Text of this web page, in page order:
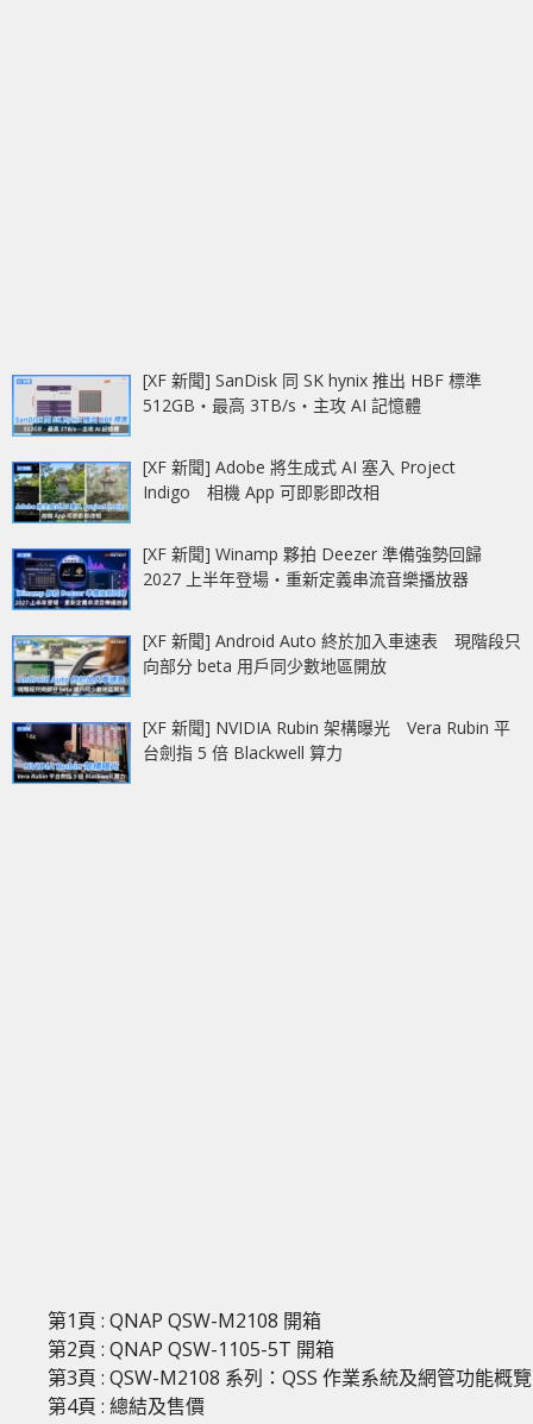
[XF 新聞] SanDisk 同 SK hynix 推出 HBF 標準
512GB‧最高 3TB/s‧主攻 AI 記憶體
[XF 新聞] Adobe 將生成式 AI 塞入 Project
Indigo 相機 App 可即影即改相
[XF 新聞] Winamp 夥拍 Deezer 準備強勢回歸
2027 上半年登場‧重新定義串流音樂播放器
[XF 新聞] Android Auto 終於加入車速表 現階段只
向部分 beta 用戶同少數地區開放
[XF 新聞] NVIDIA Rubin 架構曝光 Vera Rubin 平
台劍指 5 倍 Blackwell 算力
第1頁 : QNAP QSW-M2108 開箱
第2頁 : QNAP QSW-1105-5T 開箱
第3頁 : QSW-M2108 系列：QSS 作業系統及網管功能概覽
第4頁 : 總結及售價